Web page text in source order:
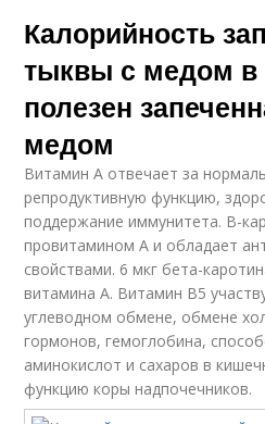
Калорийность
тыквы с медом в
полезен
медом
Витамин А отвечает за
репродуктивную функцию,
поддержание иммунитета. В-
провитамином А и обладает
свойствами. 6 мкг бета-
витамина А. Витамин В5
углеводном обмене, обмене
гормонов, гемоглобина,
аминокислот и сахаров в
функцию коры надпочечников.